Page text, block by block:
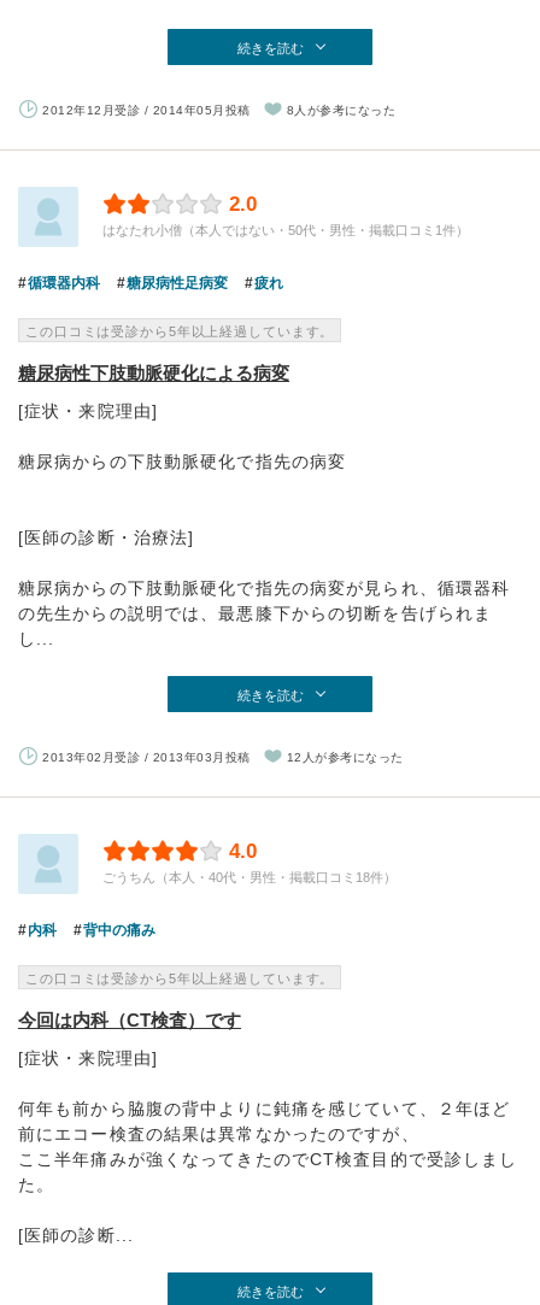
続きを読む
2012年12月受診 / 2014年05月投稿 8人が参考になった
2.0
はなたれ小僧（本人ではない・50代・男性・掲載口コミ1件）
循環器内科 糖尿病性足病変 疲れ
この口コミは受診から5年以上経過しています。
糖尿病性下肢動脈硬化による病変
[症状・来院理由]
糖尿病からの下肢動脈硬化で指先の病変
[医師の診断・治療法]
糖尿病からの下肢動脈硬化で指先の病変が見られ、循環器科
の先生からの説明では、最悪膝下からの切断を告げられま
し...
続きを読む
2013年02月受診 / 2013年03月投稿 12人が参考になった
4.0
ごうちん（本人・40代・男性・掲載口コミ18件）
内科 背中の痛み
この口コミは受診から5年以上経過しています。
今回は内科（CT検査）です
[症状・来院理由]
何年も前から脇腹の背中よりに鈍痛を感じていて、２年ほど
前にエコー検査の結果は異常なかったのですが、
ここ半年痛みが強くなってきたのでCT検査目的で受診しまし
た。
[医師の診断...
続きを読む